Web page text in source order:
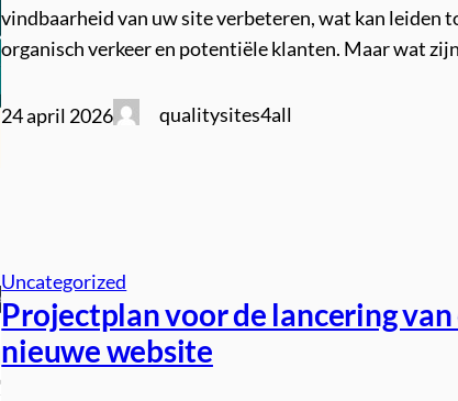
vindbaarheid van uw site verbeteren, wat kan leiden
organisch verkeer en potentiële klanten. Maar wat
24 april 2026 qualitysites4all
Uncategorized
Projectplan voor de lancering van
nieuwe website